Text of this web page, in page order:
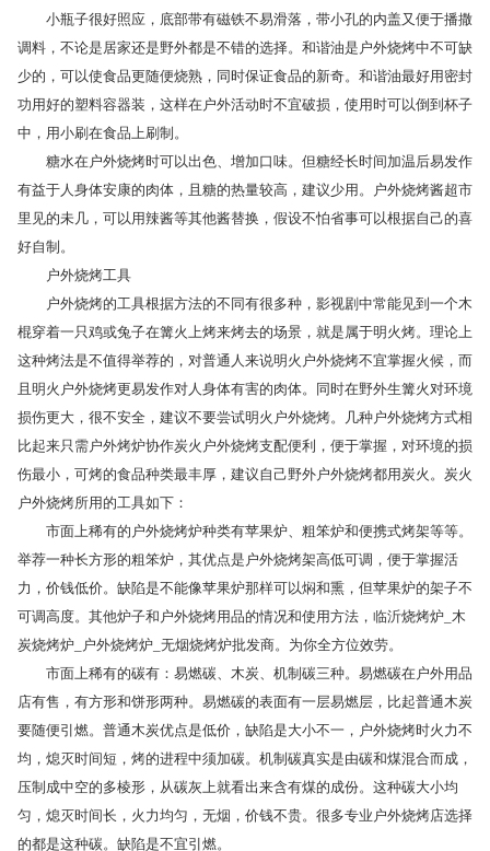
小瓶子很好照应，底部带有磁铁不易滑落，带小孔的内盖又便于播撒
调料，不论是居家还是野外都是不错的选择。和谐油是户外烧烤中不可缺
少的，可以使食品更随便烧熟，同时保证食品的新奇。和谐油最好用密封
功用好的塑料容器装，这样在户外活动时不宜破损，使用时可以倒到杯子
中，用小刷在食品上刷制。
糖水在户外烧烤时可以出色、增加口味。但糖经长时间加温后易发作
有益于人身体安康的肉体，且糖的热量较高，建议少用。户外烧烤酱超市
里见的未几，可以用辣酱等其他酱替换，假设不怕省事可以根据自己的喜
好自制。
户外烧烤工具
户外烧烤的工具根据方法的不同有很多种，影视剧中常能见到一个木
棍穿着一只鸡或兔子在篝火上烤来烤去的场景，就是属于明火烤。理论上
这种烤法是不值得举荐的，对普通人来说明火户外烧烤不宜掌握火候，而
且明火户外烧烤更易发作对人身体有害的肉体。同时在野外生篝火对环境
损伤更大，很不安全，建议不要尝试明火户外烧烤。几种户外烧烤方式相
比起来只需户外烤炉协作炭火户外烧烤支配便利，便于掌握，对环境的损
伤最小，可烤的食品种类最丰厚，建议自己野外户外烧烤都用炭火。炭火
户外烧烤所用的工具如下：
市面上稀有的户外烧烤炉种类有苹果炉、粗笨炉和便携式烤架等等。
举荐一种长方形的粗笨炉，其优点是户外烧烤架高低可调，便于掌握活
力，价钱低价。缺陷是不能像苹果炉那样可以焖和熏，但苹果炉的架子不
可调高度。其他炉子和户外烧烤用品的情况和使用方法，临沂烧烤炉_木
炭烧烤炉_户外烧烤炉_无烟烧烤炉批发商。为你全方位效劳。
市面上稀有的碳有：易燃碳、木炭、机制碳三种。易燃碳在户外用品
店有售，有方形和饼形两种。易燃碳的表面有一层易燃层，比起普通木炭
要随便引燃。普通木炭优点是低价，缺陷是大小不一，户外烧烤时火力不
均，熄灭时间短，烤的进程中须加碳。机制碳真实是由碳和煤混合而成，
压制成中空的多棱形，从碳灰上就看出来含有煤的成份。这种碳大小均
匀，熄灭时间长，火力均匀，无烟，价钱不贵。很多专业户外烧烤店选择
的都是这种碳。缺陷是不宜引燃。